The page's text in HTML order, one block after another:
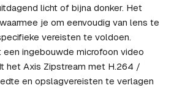
licht of bijna donker. Het
je om eenvoudig van lens te
vereisten te voldoen.
ingebouwde microfoon video
het Axis Zipstream met H.264 /
en opslagvereisten te verlagen